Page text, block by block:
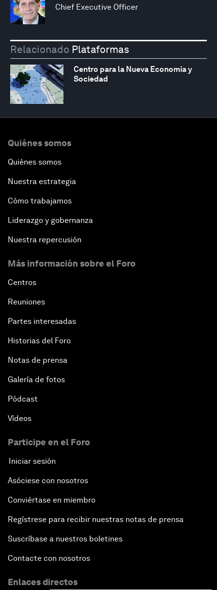
Chief Executive Officer
Relacionado Plataformas
Centro para la Nueva Economía y
Sociedad
Quiénes somos
Quiénes somos
Nuestra estrategia
Cómo trabajamos
Liderazgo y gobernanza
Nuestra repercusión
Más información sobre el Foro
Centros
Reuniones
Partes interesadas
Historias del Foro
Notas de prensa
Galería de fotos
Pódcast
Vídeos
Participe en el Foro
Iniciar sesión
Asóciese con nosotros
Conviértase en miembro
Regístrese para recibir nuestras notas de prensa
Suscríbase a nuestros boletines
Contacte con nosotros
Enlaces directos